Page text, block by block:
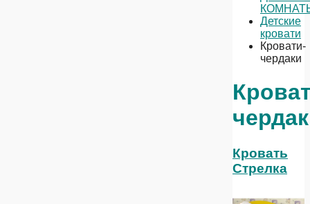
Детские
кровати
Кровати-
чердаки
Кровать
Стрелка